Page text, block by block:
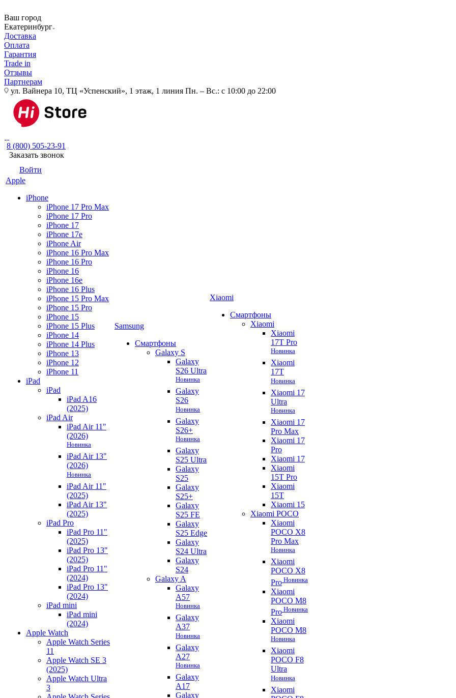
Ваш город
Екатеринбург
Доставка
Оплата
Гарантия
Trade in
Отзывы
Партнерам
ул. Вайнера 10, ТЦ «Успенский», 1 этаж, 1 линия Пн. – Вс.: с 10:00 до 22:00
8 (800) 505-23-91
Заказать звонок
Войти
Apple
iPhone
iPhone 17 Pro Max
iPhone 17 Pro
iPhone 17
iPhone 17e
iPhone Air
iPhone 16 Pro Max
iPhone 16 Pro
iPhone 16
iPhone 16e
iPhone 16 Plus
iPhone 15 Pro Max
iPhone 15 Pro
iPhone 15
iPhone 15 Plus
iPhone 14
iPhone 14 Plus
iPhone 13
iPhone 12
iPhone 11
iPad
iPad
iPad A16
(2025)
iPad Air
iPad Air 11"
(2026)
Новинка
iPad Air 13"
(2026)
Новинка
iPad Air 11"
(2025)
iPad Air 13"
(2025)
iPad Pro
iPad Pro 11"
(2025)
iPad Pro 13"
(2025)
iPad Pro 11"
(2024)
iPad Pro 13"
(2024)
iPad mini
iPad mini
(2024)
Apple Watch
Apple Watch Series
11
Apple Watch SE 3
(2025)
Apple Watch Ultra
3
Samsung
Смартфоны
Galaxy S
Galaxy
S26 Ultra
Новинка
Galaxy
S26
Новинка
Galaxy
S26+
Новинка
Galaxy
S25 Ultra
Galaxy
S25
Galaxy
S25+
Galaxy
S25 FE
Galaxy
S25 Edge
Galaxy
S24 Ultra
Galaxy
S24
Galaxy A
Galaxy
A57
Новинка
Galaxy
A37
Новинка
Galaxy
A27
Новинка
Galaxy
A17
Galaxy
Xiaomi
Смартфоны
Xiaomi
Xiaomi
17T Pro
Новинка
Xiaomi
17T
Новинка
Xiaomi 17
Ultra
Новинка
Xiaomi 17
Pro Max
Xiaomi 17
Pro
Xiaomi 17
Xiaomi
15T Pro
Xiaomi
15T
Xiaomi 15
Xiaomi POCO
Xiaomi
POCO X8
Pro Max
Новинка
Xiaomi
POCO X8
Pro Новинка
Xiaomi
POCO M8
Pro Новинка
Xiaomi
POCO M8
Новинка
Xiaomi
POCO F8
Ultra
Новинка
Xiaomi